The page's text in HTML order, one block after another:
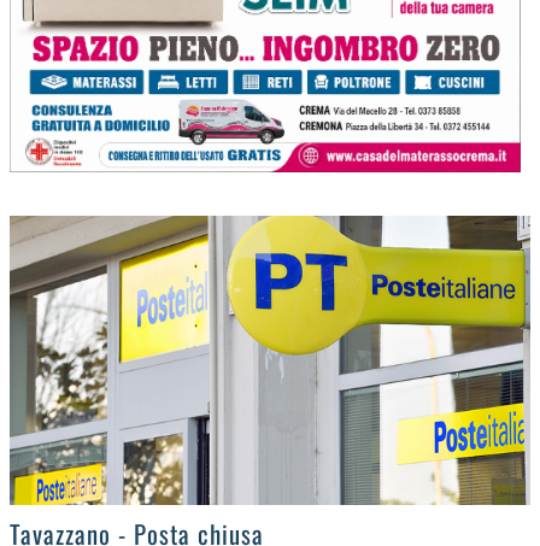
>
Tavazzano - Posta chiusa